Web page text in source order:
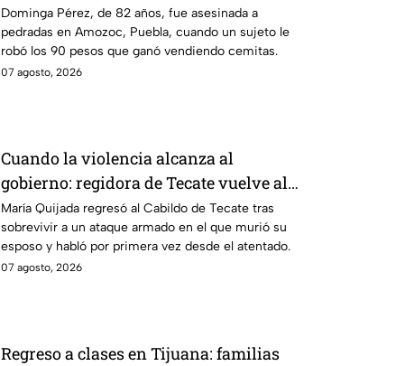
mientras iba a su casa
Dominga Pérez, de 82 años, fue asesinada a
pedradas en Amozoc, Puebla, cuando un sujeto le
robó los 90 pesos que ganó vendiendo cemitas.
07 agosto, 2026
Cuando la violencia alcanza al
gobierno: regidora de Tecate vuelve al
Cabildo tras sobrevivir a un ataque
armado
María Quijada regresó al Cabildo de Tecate tras
sobrevivir a un ataque armado en el que murió su
esposo y habló por primera vez desde el atentado.
07 agosto, 2026
Regreso a clases en Tijuana: familias